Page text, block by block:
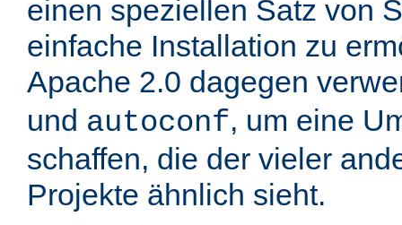
einen speziellen Satz von
einfache Installation zu
Apache 2.0 dagegen
und autoconf, um eine
schaffen, die der vieler
Projekte ähnlich sieht.